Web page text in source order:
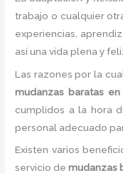
trabajo o cualquier
experiencias,
así una vida plena y
Las razones por la
mudanzas baratas en
cumplidos a la hora
personal adecuado
Existen varios
servicio de mudanzas